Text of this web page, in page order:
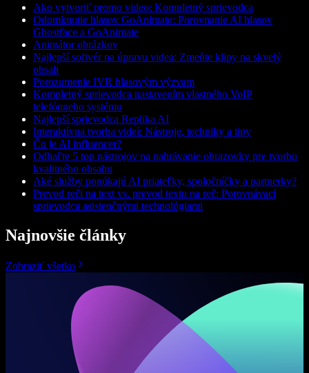
Ako vytvoriť promo video: Kompletný sprievodca
Odomknutie hlasov GoAnimate: Porovnanie AI hlasov
Ghostface a GoAnimate
Animátor obrázkov
Najlepší softvér na úpravu videa: Zmeňte klipy na skvelý
obsah
Porozumenie IVR hlasovým výzvam
Kompletný sprievodca nastavením vlastného VoIP
telefónneho systému
Najlepší sprievodca Replika AI
Interaktívna tvorba videí: Nástroje, techniky a tipy
Čo je AI influencer?
Odhaľte 5 top nástrojov na nahrávanie obrazovky pre tvorbu
kvalitného obsahu
Aké služby ponúkajú AI priateľky, spoločníčky a partnerky?
Prevod reči na text vs. prevod textu na reč: Porovnávací
sprievodca asistenčnými technológiami
Najnovšie články
Zobraziť všetko